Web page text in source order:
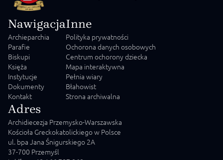
Nawigacja
Archieparchia
Parafie
Biskupi
Księża
Instytucje
Dokumenty
Kontakt
Inne
Polityka prywatności
Ochorona danych osobowych
Centrum ochorony dziecka
Mapa interaktywna
Pełnia wiary
Błahowist
Strona archiwalna
Adres
Archidiecezja Przemysko-Warszawska
Kościoła Greckokatolickiego w Polsce
ul. bpa Jana Śnigurskiego 2A
37-700 Przemyśl